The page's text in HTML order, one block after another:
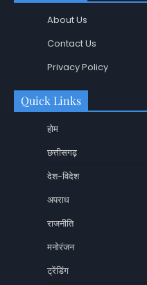
About Us
Contact Us
Privacy Policy
Quick Links
होम
छत्तीसगढ़
देश-विदेश
अपराध
राजनीति
मनोरंजन
ट्रेंडिंग